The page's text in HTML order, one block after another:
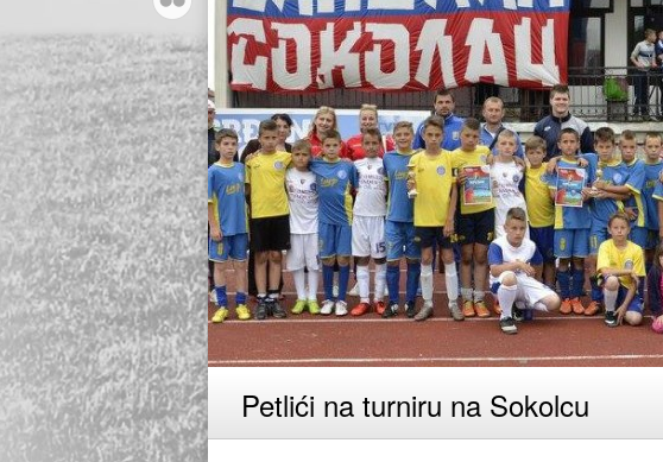
Petlići na turniru na Sokolcu